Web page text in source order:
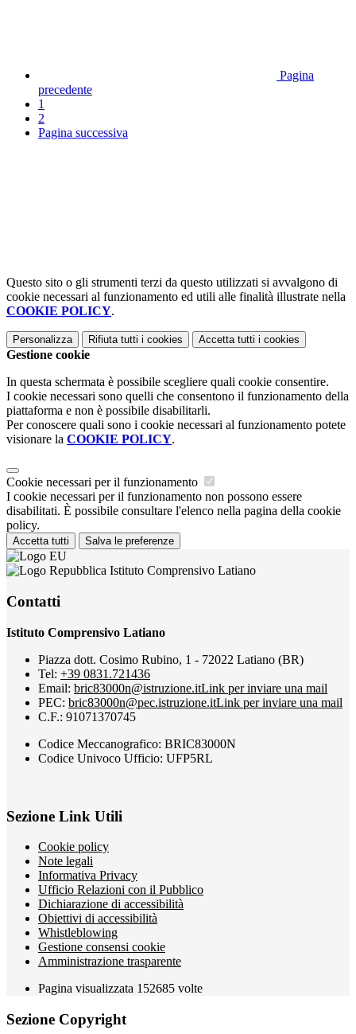
Pagina
precedente
1
2
Pagina successiva
Questo sito o gli strumenti terzi da questo utilizzati si avvalgono di
cookie necessari al funzionamento ed utili alle finalità illustrate nella
COOKIE POLICY.
Personalizza Rifiuta tutti i cookies Accetta tutti i cookies
Gestione cookie
In questa schermata è possibile scegliere quali cookie consentire.
I cookie necessari sono quelli che consentono il funzionamento della
piattaforma e non è possibile disabilitarli.
Per conoscere quali sono i cookie necessari al funzionamento potete
visionare la COOKIE POLICY.
Cookie necessari per il funzionamento
I cookie necessari per il funzionamento non possono essere
disabilitati. È possibile consultare l'elenco nella pagina della cookie
policy.
Accetta tutti Salva le preferenze
Istituto Comprensivo Latiano
Contatti
Istituto Comprensivo Latiano
Piazza dott. Cosimo Rubino, 1 - 72022 Latiano (BR)
Tel: +39 0831.721436
Email: bric83000n@istruzione.itLink per inviare una mail
PEC: bric83000n@pec.istruzione.itLink per inviare una mail
C.F.: 91071370745
Codice Meccanografico: BRIC83000N
Codice Univoco Ufficio: UFP5RL
Sezione Link Utili
Cookie policy
Note legali
Informativa Privacy
Ufficio Relazioni con il Pubblico
Dichiarazione di accessibilità
Obiettivi di accessibilità
Whistleblowing
Gestione consensi cookie
Amministrazione trasparente
Pagina visualizzata 152685 volte
Sezione Copyright